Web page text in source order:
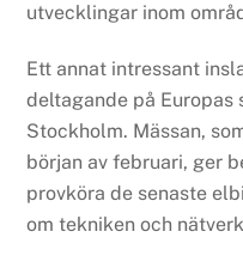
utvecklingar inom
Ett annat intressant
deltagande på Europas
Stockholm. Mässan,
början av februari, ger
provköra de senaste
om tekniken och